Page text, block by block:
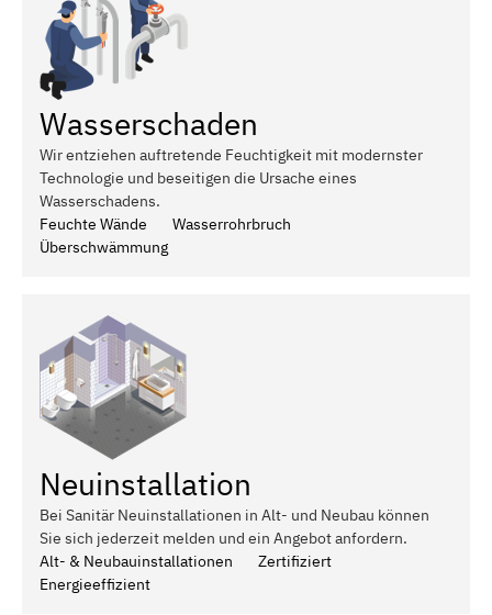
Wasserschaden
Wir entziehen auftretende Feuchtigkeit mit modernster
Technologie und beseitigen die Ursache eines
Wasserschadens.
Feuchte Wände
Wasserrohrbruch
Überschwämmung
Neuinstallation
Bei Sanitär Neuinstallationen in Alt- und Neubau können
Sie sich jederzeit melden und ein Angebot anfordern.
Alt- & Neubauinstallationen
Zertifiziert
Energieeffizient